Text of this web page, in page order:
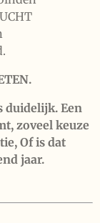
duidelijk. Een
zoveel keuze
Of is dat
jaar.